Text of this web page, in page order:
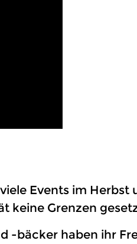
Events im
keine Grenzen
-bäcker haben ihr